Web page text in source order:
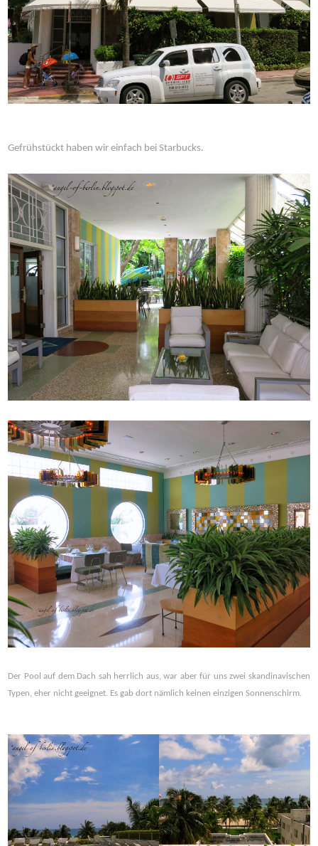
Gefrühstückt haben wir einfach bei Starbucks.
Der Pool auf dem Dach sah herrlich aus, war aber für uns zwei skandinavischen
Typen, eher nicht geeignet. Es gab dort nämlich keinen einzigen Sonnenschirm.